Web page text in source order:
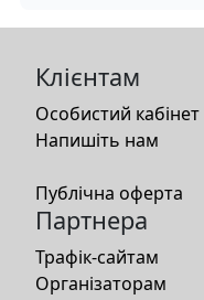
Клієнтам
Особистий кабінет
Напишіть нам
Публічна оферта
Партнера
Трафік-сайтам
Організаторам